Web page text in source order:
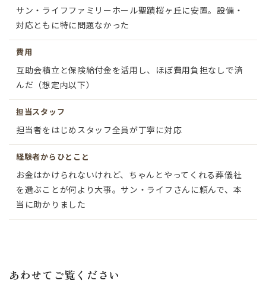
サン・ライフファミリーホール聖蹟桜ヶ丘に安置。設備・
対応ともに特に問題なかった
費用
互助会積立と保険給付金を活用し、ほぼ費用負担なしで済
んだ（想定内以下）
担当スタッフ
担当者をはじめスタッフ全員が丁寧に対応
経験者からひとこと
お金はかけられないけれど、ちゃんとやってくれる葬儀社
を選ぶことが何より大事。サン・ライフさんに頼んで、本
当に助かりました
あわせてご覧ください